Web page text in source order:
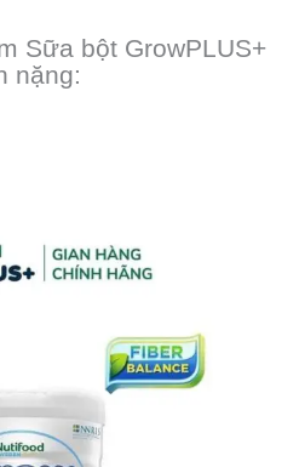
Sữa bột GrowPLUS+
nặng: